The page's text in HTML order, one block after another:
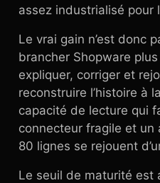
assez industrialisé pour
Le vrai gain n’est donc
brancher Shopware
expliquer, corriger et
reconstruire l’histoire à
capacité de lecture qui
connecteur fragile et
80 lignes se rejouent
Le seuil de maturité est